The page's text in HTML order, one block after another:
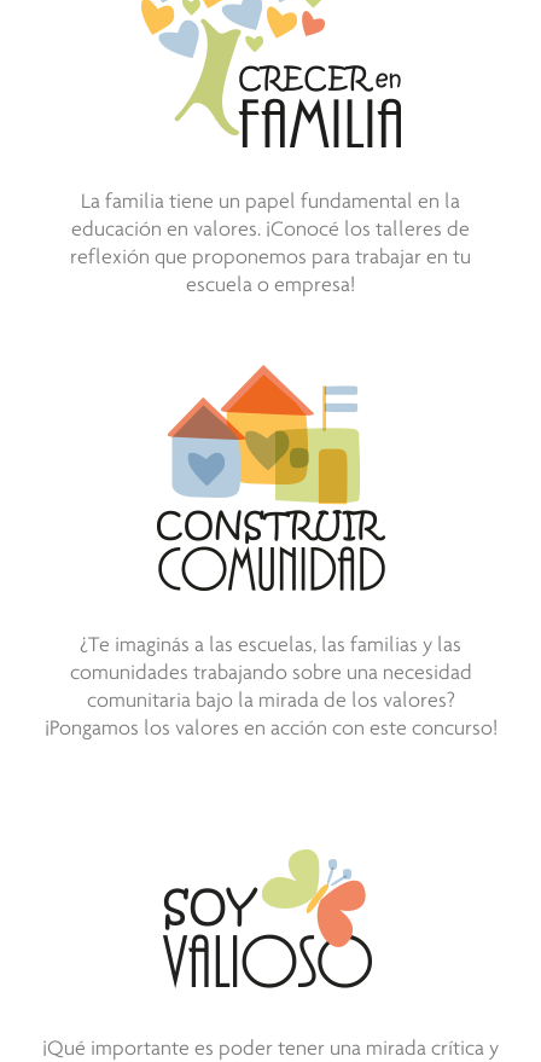
La familia tiene un papel fundamental en la
educación en valores. ¡Conocé los talleres de
reflexión que proponemos para trabajar en tu
escuela o empresa!
¿Te imaginás a las escuelas, las familias y las
comunidades trabajando sobre una necesidad
comunitaria bajo la mirada de los valores?
¡Pongamos los valores en acción con este concurso!
¡Qué importante es poder tener una mirada crítica y